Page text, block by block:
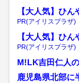
【大人気】ひ
PR(アイリスプラザ)
【大人気】ひ
PR(アイリスプラザ)
M!LK吉田仁人
県外ファン続
鹿児島県北部